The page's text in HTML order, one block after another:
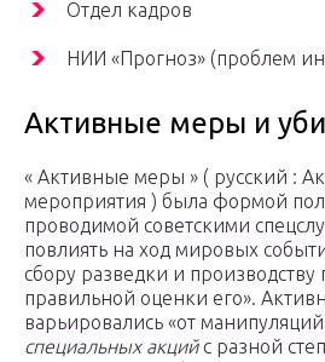
Отдел кадров
НИИ «Прогноз» (проблем
Активные меры и
« Активные меры » ( русский :
мероприятия ) была формой
проводимой советскими
повлиять на ход мировых
сбору разведки и производству
правильной оценки его».
варьировались «от
специальных акцийс разной